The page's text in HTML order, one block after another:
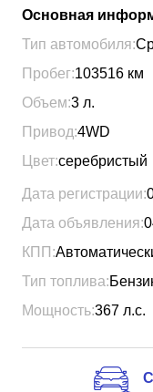
Основная
Тип автомобиля:
Пробег:103516 км
Объем:3 л.
Привод:4WD
Цвет:серебристый
Дата регистрации:
Дата объявления:
КПП:
Тип топлива:
Мощность:367 л.с.